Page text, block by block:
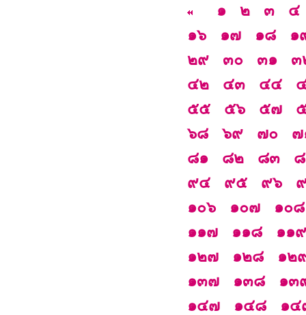
๑ ๒ ๓
๔
๑๖
๑๗ ๑๘
๑
๒๙
๓๐ ๓๑
๓
๔๒
๔๓ ๔๔
๕๕
๕๖ ๕๗
๖๘
๖๙ ๗๐
๗
๘๑
๘๒ ๘๓
๙๔
๙๕ ๙๖
๑๐๖
๑๐๗
๑๐๘
๑๑๗
๑๑๘
๑๑๙
๑๒๗
๑๒๘
๑๒
๑๓๗
๑๓๘
๑๓
๑๔๗
๑๔๘
๑๔